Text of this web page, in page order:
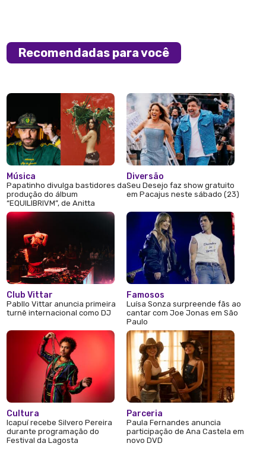
Recomendadas para você
Música
Papatinho divulga bastidores da
produção do álbum
“EQUILIBRIVM”, de Anitta
Club Vittar
Pabllo Vittar anuncia primeira
turnê internacional como DJ
Cultura
Icapuí recebe Silvero Pereira
durante programação do
Festival da Lagosta
Diversão
Seu Desejo faz show gratuito
em Pacajus neste sábado (23)
Famosos
Luísa Sonza surpreende fãs ao
cantar com Joe Jonas em São
Paulo
Parceria
Paula Fernandes anuncia
participação de Ana Castela em
novo DVD